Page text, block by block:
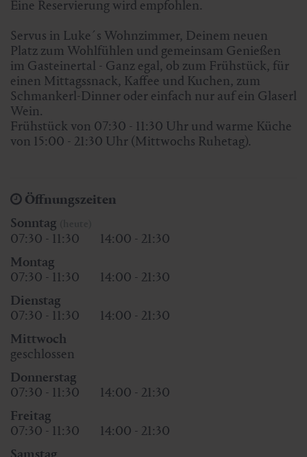
Eine Reservierung wird empfohlen.
Servus in Luke´s Wohnzimmer, Deinem neuen
Platz zum Wohlfühlen und gemeinsam Genießen
im Gasteinertal - Ganz egal, ob zum Frühstück, für
einen Mittagssnack, Kaffee und Kuchen, zum
Schmankerl-Dinner oder einfach nur auf ein Glaserl
Wein.
Frühstück von 07:30 - 11:30 Uhr und warme Küche
von 15:00 - 21:30 Uhr (Mittwochs Ruhetag).
Öffnungszeiten
Sonntag
07:30 - 11:30
14:00 - 21:30
Montag
07:30 - 11:30
14:00 - 21:30
Dienstag
07:30 - 11:30
14:00 - 21:30
Mittwoch
geschlossen
Donnerstag
07:30 - 11:30
14:00 - 21:30
Freitag
07:30 - 11:30
14:00 - 21:30
Samstag